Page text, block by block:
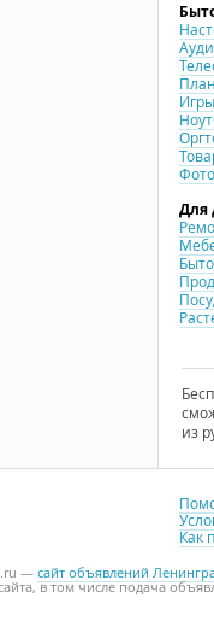
Для
из
Как
— сайт объявлений
в том числе подача